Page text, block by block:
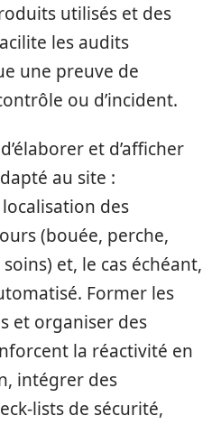
utilisés et des
les audits
une preuve de
ou d’incident.
et d’afficher
au site :
des
(bouée, perche,
et, le cas échéant,
Former les
et organiser des
la réactivité en
intégrer des
lists de sécurité,